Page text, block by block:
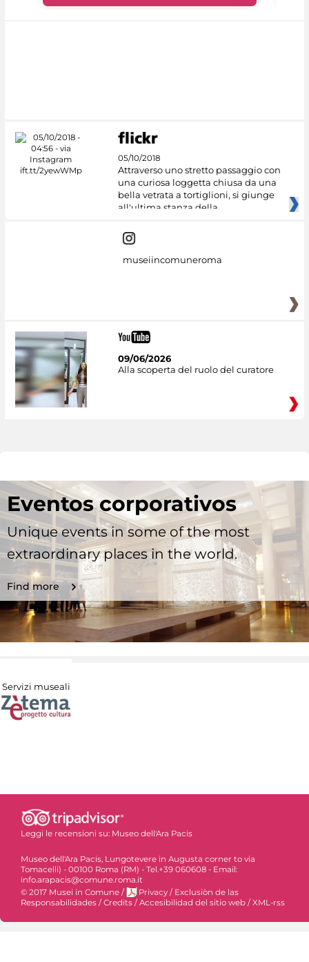
05/10/2018
Attraverso uno stretto passaggio con
una curiosa loggetta chiusa da una
bella vetrata a tortiglioni, si giunge
all'ultima stanza della
museiincomuneroma
09/06/2026
Alla scoperta del ruolo del curatore
Eventos corporativos
Unique events in some of the most
extraordinary places in the world.
Find more
Servizi museali
Leggi le recensioni su: Museo dell'Ara Pacis
Museo dell'Ara Pacis, Lungotevere in Augusta corner to via
Tomacelli) - 00100 Roma (RM) - Tel.+39 060608 - Email:
info.arapacis@comune.roma.it
© 2017 Musei in Comune / Privacy / Exclusiòn de las
Responsabilidades /Credits /Accesibilidad del sitio web /XML-rss